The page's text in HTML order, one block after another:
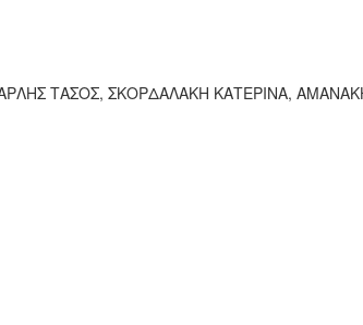
ΤΑΣΟΣ, ΣΚΟΡΔΑΛΑΚΗ ΚΑΤΕΡΙΝΑ,